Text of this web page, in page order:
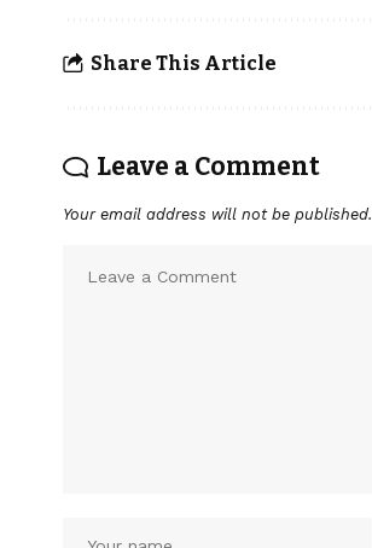
Share This Article
Leave a Comment
Your email address will not be published.